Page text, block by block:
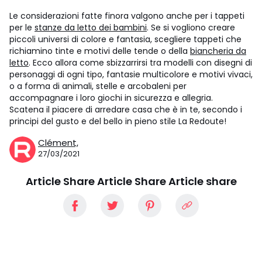
Le considerazioni fatte finora valgono anche per i tappeti
per le stanze da letto dei bambini. Se si vogliono creare
piccoli universi di colore e fantasia, scegliere tappeti che
richiamino tinte e motivi delle tende o della biancheria da
letto. Ecco allora come sbizzarrirsi tra modelli con disegni di
personaggi di ogni tipo, fantasie multicolore e motivi vivaci,
o a forma di animali, stelle e arcobaleni per
accompagnare i loro giochi in sicurezza e allegria.
Scatena il piacere di arredare casa che è in te, secondo i
principi del gusto e del bello in pieno stile La Redoute!
Clément,
27/03/2021
Article Share Article Share Article share